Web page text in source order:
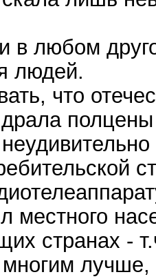
в любом
людей.
что
местного
странах -
лучше,